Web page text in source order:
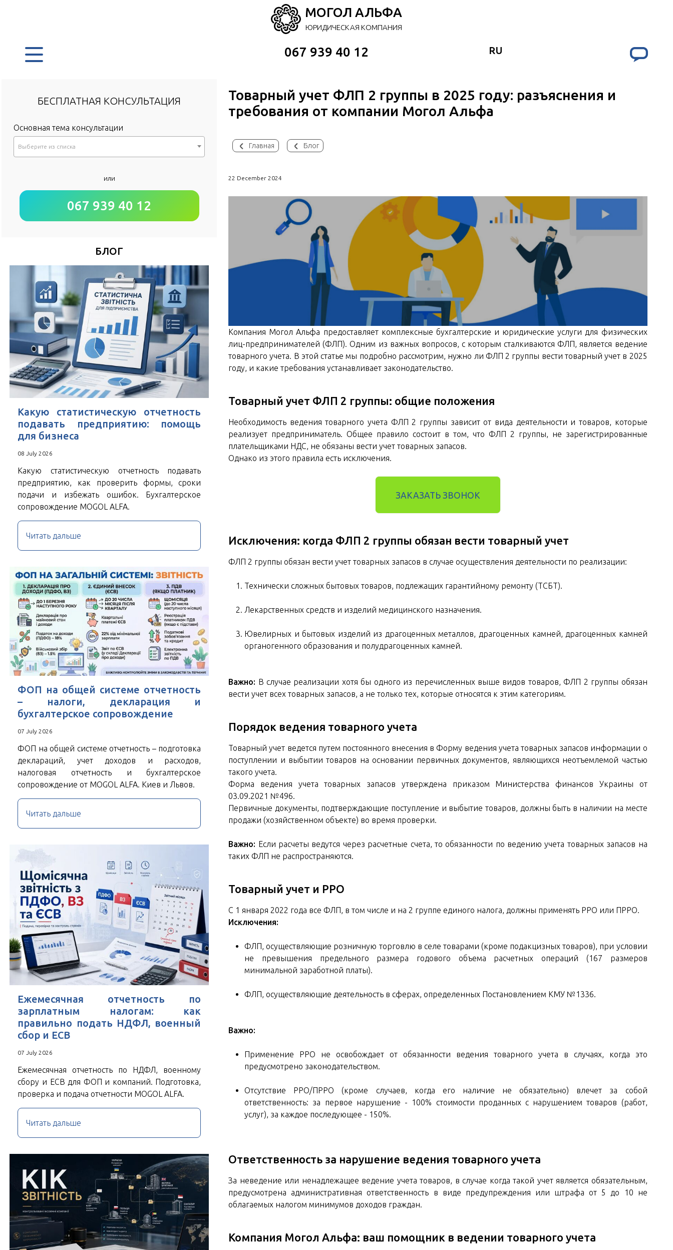
МОГОЛ АЛЬФА
ЮРИДИЧЕСКАЯ КОМПАНИЯ
067 939 40 12 RU
Товарный учет ФЛП 2 группы в 2025 году: разъяснения и
требования от компании Могол Альфа
Главная Блог
22 December 2024
Компания Могол Альфа предоставляет комплексные бухгалтерские и юридические услуги для физических
лиц-предпринимателей (ФЛП). Одним из важных вопросов, с которым сталкиваются ФЛП, является ведение
товарного учета. В этой статье мы подробно рассмотрим, нужно ли ФЛП 2 группы вести товарный учет в 2025
году, и какие требования устанавливает законодательство.
Товарный учет ФЛП 2 группы: общие положения
Необходимость ведения товарного учета ФЛП 2 группы зависит от вида деятельности и товаров, которые
реализует предприниматель. Общее правило состоит в том, что ФЛП 2 группы, не зарегистрированные
плательщиками НДС, не обязаны вести учет товарных запасов.
Однако из этого правила есть исключения.
ЗАКАЗАТЬ ЗВОНОК
Исключения: когда ФЛП 2 группы обязан вести товарный учет
ФЛП 2 группы обязан вести учет товарных запасов в случае осуществления деятельности по реализации:
Технически сложных бытовых товаров, подлежащих гарантийному ремонту (ТСБТ).
Лекарственных средств и изделий медицинского назначения.
Ювелирных и бытовых изделий из драгоценных металлов, драгоценных камней, драгоценных камней
органогенного образования и полудрагоценных камней.
Важно: В случае реализации хотя бы одного из перечисленных выше видов товаров, ФЛП 2 группы обязан
вести учет всех товарных запасов, а не только тех, которые относятся к этим категориям.
Порядок ведения товарного учета
Товарный учет ведется путем постоянного внесения в Форму ведения учета товарных запасов информации о
поступлении и выбытии товаров на основании первичных документов, являющихся неотъемлемой частью
такого учета.
Форма ведения учета товарных запасов утверждена приказом Министерства финансов Украины от
03.09.2021 №496.
Первичные документы, подтверждающие поступление и выбытие товаров, должны быть в наличии на месте
продажи (хозяйственном объекте) во время проверки.
Важно: Если расчеты ведутся через расчетные счета, то обязанности по ведению учета товарных запасов на
таких ФЛП не распространяются.
Товарный учет и РРО
С 1 января 2022 года все ФЛП, в том числе и на 2 группе единого налога, должны применять РРО или ПРРО.
Исключения:
ФЛП, осуществляющие розничную торговлю в селе товарами (кроме подакцизных товаров), при условии
не превышения предельного размера годового объема расчетных операций (167 размеров
минимальной заработной платы).
ФЛП, осуществляющие деятельность в сферах, определенных Постановлением КМУ №1336.
Важно:
Применение РРО не освобождает от обязанности ведения товарного учета в случаях, когда это
предусмотрено законодательством.
Отсутствие РРО/ПРРО (кроме случаев, когда его наличие не обязательно) влечет за собой
ответственность: за первое нарушение - 100% стоимости проданных с нарушением товаров (работ,
услуг), за каждое последующее - 150%.
Ответственность за нарушение ведения товарного учета
За неведение или ненадлежащее ведение учета товаров, в случае когда такой учет является обязательным,
предусмотрена административная ответственность в виде предупреждения или штрафа от 5 до 10 не
облагаемых налогом минимумов доходов граждан.
Компания Могол Альфа: ваш помощник в ведении товарного учета
БЕСПЛАТНАЯ КОНСУЛЬТАЦИЯ
Основная тема консультации
Выберите из списка
*
Удобное время для звонка
Поля, отмеченные знаком*обязательны к заполнению
Нажимая кнопку Отправить Вы соглашаетесь сПользовательским
соглашением
или
067 939 40 12
БЛОГ
Какую статистическую отчетность
подавать предприятию: помощь
для бизнеса
08 July 2026
Какую статистическую отчетность подавать
предприятию, как проверить формы, сроки
подачи и избежать ошибок. Бухгалтерское
сопровождение MOGOL ALFA.
Читать дальше
ФОП на общей системе отчетность
– налоги, декларация и
бухгалтерское сопровождение
07 July 2026
ФОП на общей системе отчетность – подготовка
деклараций, учет доходов и расходов,
налоговая отчетность и бухгалтерское
сопровождение от MOGOL ALFA. Киев и Львов.
Читать дальше
Ежемесячная отчетность по
зарплатным налогам: как
правильно подать НДФЛ, военный
сбор и ЕСВ
07 July 2026
Ежемесячная отчетность по НДФЛ, военному
сбору и ЕСВ для ФОП и компаний. Подготовка,
проверка и подача отчетности MOGOL ALFA.
Читать дальше